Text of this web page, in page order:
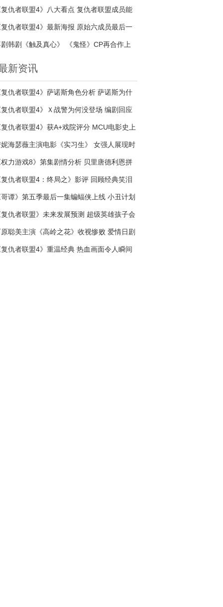
泣的女人
仇者联盟4》八大看点 复仇者联盟成员能
胜宇宙最强反派
仇者联盟4》最新海报 原始六成员最后一
照
韩剧《触及真心》 《鬼怪》CP再合作上
新资讯
仇者联盟4》萨诺斯角色分析 萨诺斯为什
开杀戒
仇者联盟4》Ｘ战警为何没登场 编剧回应
《Ｘ战警：黑凤凰》
仇者联盟4》获A+戏院评分 MCU电影史上
部获得A级评分
海瑟薇主演电影《实习生》 女强人展现时
搭术
力游戏8》第集剧情分析 贝里唐德利恩拼
护“光之王”艾莉亚
仇者联盟4：终局之》影评 回顾经典笑泪
谭》第五季最后一集蝙蝠侠上线 小丑计划
对抗布鲁斯
仇者联盟》未来发展预测 超级英雄孩子会
传奇吗
聪美主演《高岭之花》收视惨败 爱情日剧
不佳三大原因
仇者联盟4》重温经典 热血画面令人瞬间